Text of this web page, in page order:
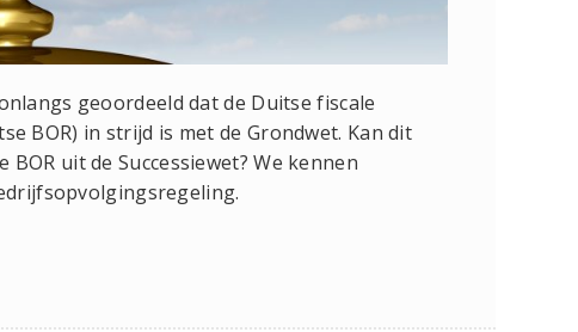
geoordeeld dat de Duitse fiscale
BOR) in strijd is met de Grondwet. Kan dit
uit de Successiewet? We kennen